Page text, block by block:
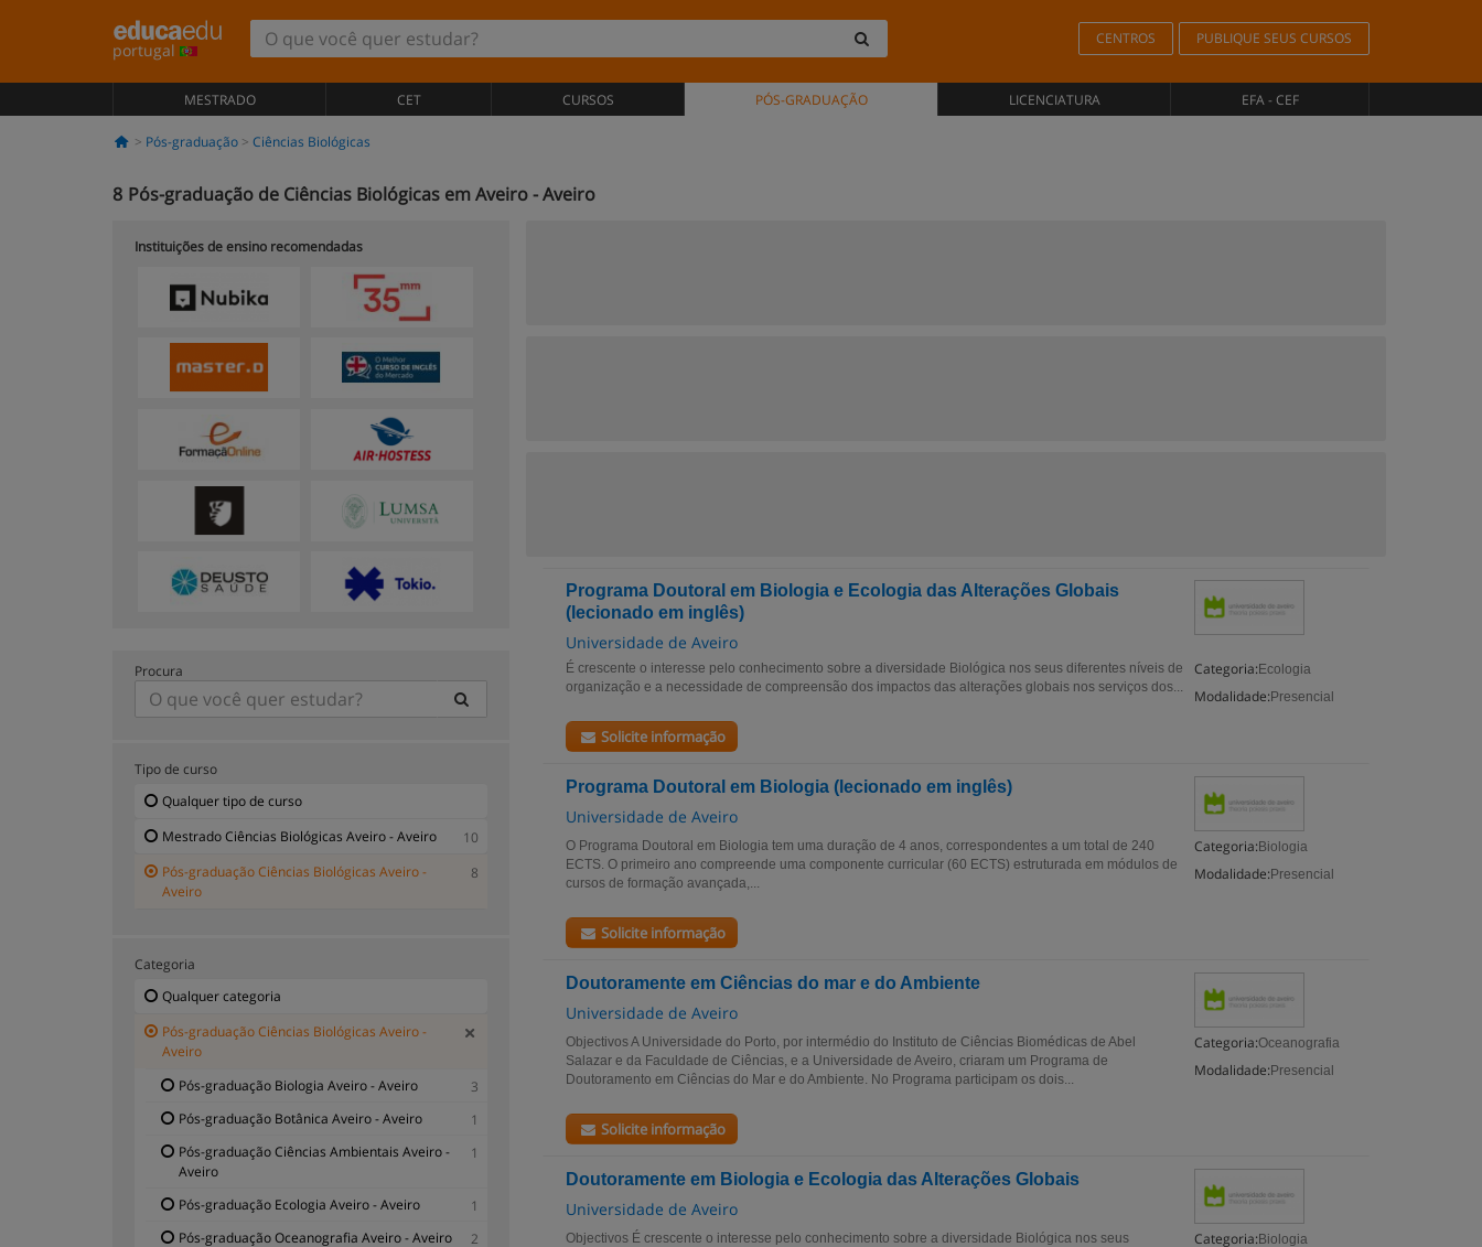
portugal
CENTROS PUBLIQUE SEUS CURSOS
MESTRADO CET CURSOS PÓS-GRADUAÇÃO LICENCIATURA EFA - CEF
Pós-graduação Ciências Biológicas
8 Pós-graduação de Ciências Biológicas em Aveiro - Aveiro
Programa Doutoral em Biologia e Ecologia das Alterações Globais
(lecionado em inglês)
Universidade de Aveiro
Categoria: Ecologia
Modalidade: Presencial
É crescente o interesse pelo conhecimento sobre a diversidade Biológica nos seus diferentes níveis de
organização e a necessidade de compreensão dos impactos das alterações globais nos serviços dos...
Solicite informação
Programa Doutoral em Biologia (lecionado em inglês)
Universidade de Aveiro
Categoria: Biologia
Modalidade: Presencial
O Programa Doutoral em Biologia tem uma duração de 4 anos, correspondentes a um total de 240
ECTS. O primeiro ano compreende uma componente curricular (60 ECTS) estruturada em módulos de
cursos de formação avançada,...
Solicite informação
Doutoramente em Ciências do mar e do Ambiente
Universidade de Aveiro
Categoria:Oceanografia
Modalidade: Presencial
Objectivos A Universidade do Porto, por intermédio do Instituto de Ciências Biomédicas de Abel
Salazar e da Faculdade de Ciências, e a Universidade de Aveiro, criaram um Programa de
Doutoramento em Ciências do Mar e do Ambiente. No Programa participam os dois...
Solicite informação
Doutoramente em Biologia e Ecologia das Alterações Globais
Universidade de Aveiro
Categoria: Biologia
Objectivos É crescente o interesse pelo conhecimento sobre a diversidade Biológica nos seus
Instituições de ensino recomendadas
Procura
Tipo de curso
Qualquer tipo de curso
Mestrado Ciências Biológicas Aveiro - Aveiro
10
Pós-graduação Ciências Biológicas Aveiro -
Aveiro
8
Categoria
Qualquer categoria
Pós-graduação Ciências Biológicas Aveiro -
Aveiro
Pós-graduação Biologia Aveiro - Aveiro
3
Pós-graduação Botânica Aveiro - Aveiro
1
Pós-graduação Ciências Ambientais Aveiro -
Aveiro
1
Pós-graduação Ecologia Aveiro - Aveiro
1
Pós-graduação Oceanografia Aveiro - Aveiro
2